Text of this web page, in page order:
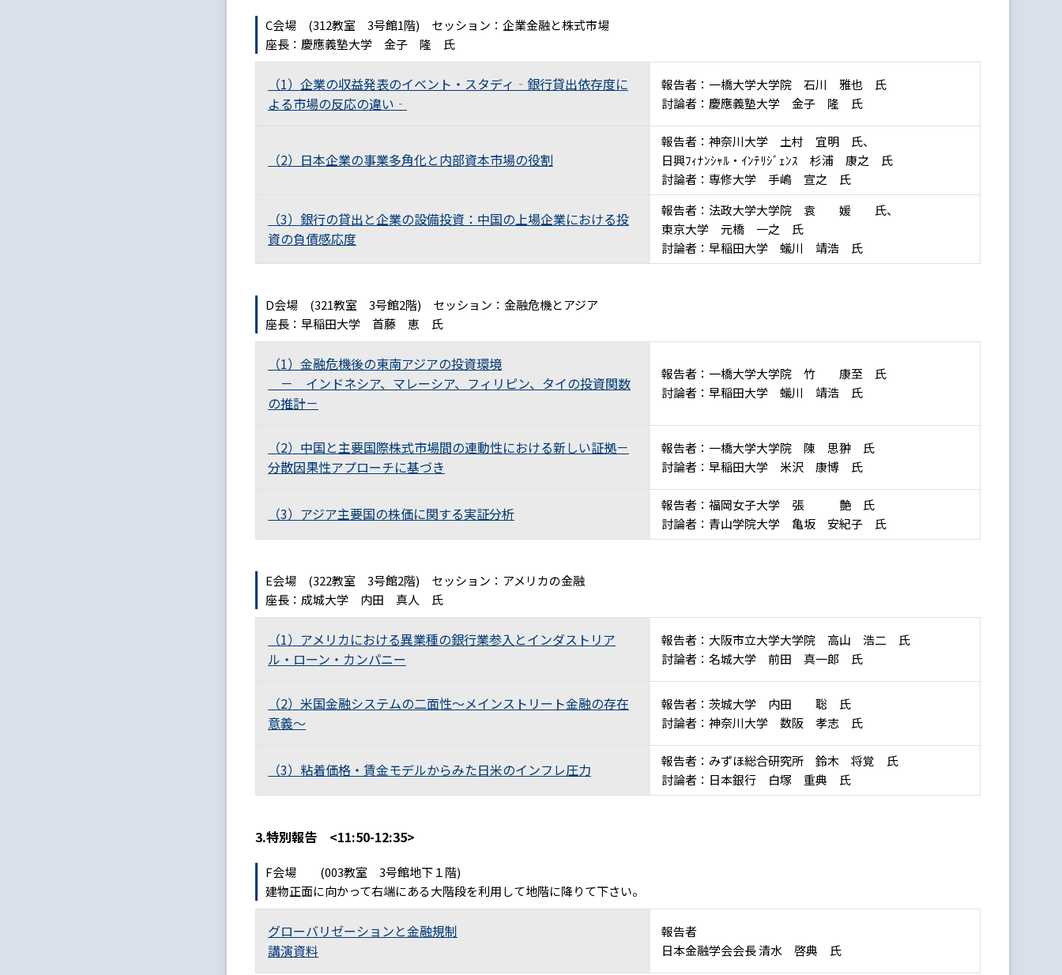
C会場 (312教室 3号館1階) セッション：企業金融と株式市場
座長：慶應義塾大学 金子 隆 氏
（1）企業の収益発表のイベント・スタディ‐銀行貸出依存度に
よる市場の反応の違い‐
報告者：一橋大学大学院 石川 雅也 氏
討論者：慶應義塾大学 金子 隆 氏
（2）日本企業の事業多角化と内部資本市場の役割
報告者：神奈川大学 土村 宜明 氏、
日興ﾌｨﾅﾝｼｬﾙ・ｲﾝﾃﾘｼﾞｪﾝｽ 杉浦 康之 氏
討論者：専修大学 手嶋 宣之 氏
（3）銀行の貸出と企業の設備投資：中国の上場企業における投
資の負債感応度
報告者：法政大学大学院 袁 媛 氏、
東京大学 元橋 一之 氏
討論者：早稲田大学 蟻川 靖浩 氏
D会場 (321教室 3号館2階) セッション：金融危機とアジア
座長：早稲田大学 首藤 恵 氏
（1）金融危機後の東南アジアの投資環境
－ インドネシア、マレーシア、フィリピン、タイの投資関数
の推計－
報告者：一橋大学大学院 竹 康至 氏
討論者：早稲田大学 蟻川 靖浩 氏
（2）中国と主要国際株式市場間の連動性における新しい証拠－
分散因果性アプローチに基づき
報告者：一橋大学大学院 陳 思翀 氏
討論者：早稲田大学 米沢 康博 氏
（3）アジア主要国の株価に関する実証分析
報告者：福岡女子大学 張 艶 氏
討論者：青山学院大学 亀坂 安紀子 氏
E会場 (322教室 3号館2階) セッション：アメリカの金融
座長：成城大学 内田 真人 氏
（1）アメリカにおける異業種の銀行業参入とインダストリア
ル・ローン・カンパニー
報告者：大阪市立大学大学院 高山 浩二 氏
討論者：名城大学 前田 真一郎 氏
（2）米国金融システムの二面性～メインストリート金融の存在
意義～
報告者：茨城大学 内田 聡 氏
討論者：神奈川大学 数阪 孝志 氏
（3）粘着価格・賃金モデルからみた日米のインフレ圧力
報告者：みずほ総合研究所 鈴木 将覚 氏
討論者：日本銀行 白塚 重典 氏
3.特別報告 <11:50-12:35>
F会場 (003教室 3号館地下１階)
建物正面に向かって右端にある大階段を利用して地階に降りて下さい。
グローバリゼーションと金融規制
講演資料
報告者
日本金融学会会長 清水 啓典 氏